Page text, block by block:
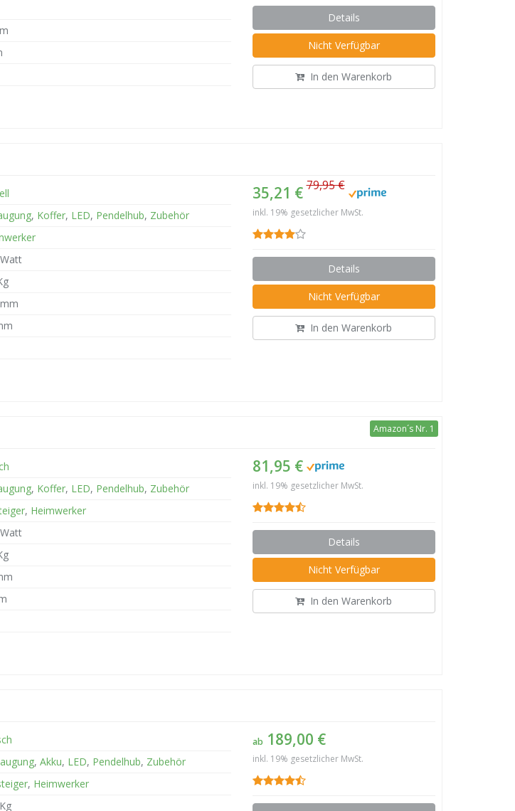
Details
Nicht Verfügbar
In den Warenkorb
35,21 €79,95 €
inkl. 19% gesetzlicher MwSt.
Details
Nicht Verfügbar
In den Warenkorb
, Koffer, LED, Pendelhub, Zubehör
Amazon´s Nr. 1
81,95 €
inkl. 19% gesetzlicher MwSt.
Details
Nicht Verfügbar
In den Warenkorb
, Koffer, LED, Pendelhub, Zubehör
, Heimwerker
ab 189,00 €
inkl. 19% gesetzlicher MwSt.
, Akku, LED, Pendelhub, Zubehör
, Heimwerker